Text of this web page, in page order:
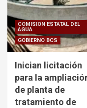
COMISION ESTATAL DEL
AGUA
GOBIERNO BCS
Inician licitación
para la
de planta de
tratamiento de